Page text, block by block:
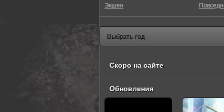
Экшен
Скоро на сайте
Обновления